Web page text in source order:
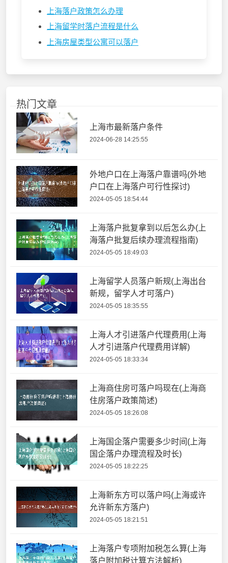
上海落户政策怎么办理
上海留学时落户流程是什么
上海房屋类型公寓可以落户
热门文章
上海市最新落户条件
2024-06-28 14:25:55
外地户口在上海落户靠谱吗(外地
户口在上海落户可行性探讨)
2024-05-05 18:54:44
上海落户批复拿到以后怎么办(上
海落户批复后续办理流程指南)
2024-05-05 18:49:03
上海留学人员落户新规(上海出台
新规，留学人才可落户)
2024-05-05 18:35:55
上海人才引进落户代理费用(上海
人才引进落户代理费用详解)
2024-05-05 18:33:34
上海商住房可落户吗现在(上海商
住房落户政策简述)
2024-05-05 18:26:08
上海国企落户需要多少时间(上海
国企落户办理流程及时长)
2024-05-05 18:22:25
上海新东方可以落户吗(上海或许
允许新东方落户)
2024-05-05 18:21:51
上海落户专项附加税怎么算(上海
落户附加税计算方法解析)